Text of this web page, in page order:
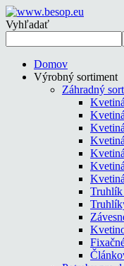
Vyhľadať
Domov
Výrobný sortiment
Záhradný
Truhlík